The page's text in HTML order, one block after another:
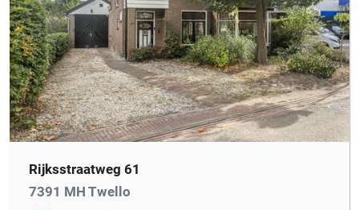
Rijksstraatweg 61
7391 MH Twello